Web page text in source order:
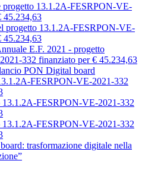
progetto 13.1.2A-FESRPON-VE-
45.234,63
progetto 13.1.2A-FESRPON-VE-
45.234,63
E.F. 2021 - progetto
332 finanziato per € 45.234,63
PON Digital board
FESRPON-VE-2021-332
13.1.2A-FESRPON-VE-2021-332
13.1.2A-FESRPON-VE-2021-332
trasformazione digitale nella